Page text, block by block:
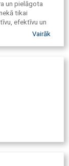
un pielāgota
tikai
efektīvu un
gan mūsu
Viss, ko
Vairāk